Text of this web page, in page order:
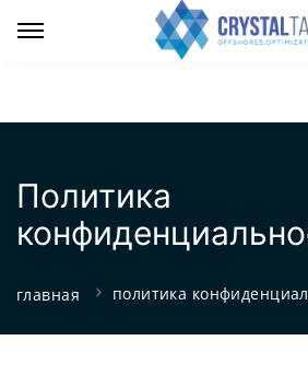
Политика
главная политика